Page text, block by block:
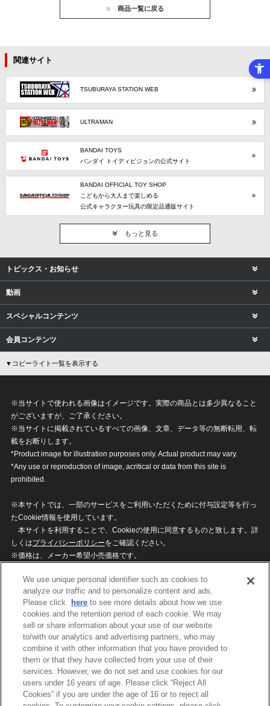
商品一覧に戻る
関連サイト
TSUBURAYA STATION WEB
ULTRAMAN
BANDAI TOYS
バンダイ トイディビジョンの公式サイト
BANDAI OFFICIAL TOY SHOP
こどもから大人まで楽しめる
公式キャラクター玩具の限定品通販サイト
もっと見る
トピックス・お知らせ
動画
スペシャルコンテンツ
会員コンテンツ
▼コピーライト一覧を表示する
※当サイトで使われる画像はイメージです。実際の商品とは多少異なること
がございますが、ご了承ください。
※当サイトに掲載されているすべての画像、文章、データ等の無断転用、転
載をお断りします。
*Product image for illustration purposes only. Actual product may vary.
*Any use or reproduction of image, acritical or data from this site is
prohibited.
※本サイトでは、一部のサービスをご利用いただくために付与設定等を行っ
たCookie情報を使用しています。
本サイトを利用することで、Cookieの使用に同意するものと致します。詳
しくはプライバシーポリシーをご確認ください。
※価格は、メーカー希望小売価格です。
ざいますのでご了承ください。
privacypolicy
Do Not Sell or Share My
Personal Information
ウェブサイトご利用条件
ソーシャルメディアポリシー
個人情報保護方針
お問い合わせ
©BANDAI
We use unique personal identifier such as cookies to
analyze our traffic and to personalize content and ads.
Please click
here to see more details about how we use
cookies and the retention period of each cookie. We may
sell or share information about your use of our website
to/with our analytics and advertising partners, who may
combine it with other information that you have provided to
them or that they have collected from your use of their
services. However, we do not set and use cookies for our
users under 16 years of age. Please click “Reject All
Cookies” if you are under the age of 16 or to reject all